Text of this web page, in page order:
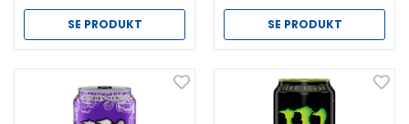
SE PRODUKT SE PRODUKT